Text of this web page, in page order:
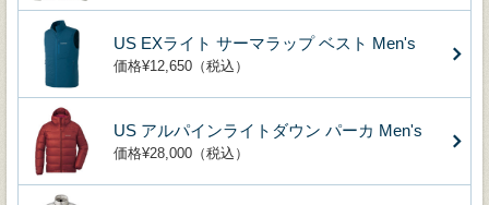
US EXライト サーマラップ ベスト Men's
価格¥12,650（税込）
US アルパインライトダウン パーカ Men's
価格¥28,000（税込）